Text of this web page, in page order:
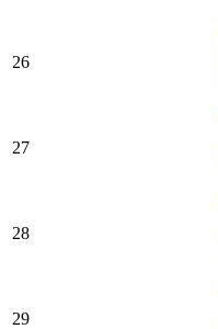
26
27
28
29